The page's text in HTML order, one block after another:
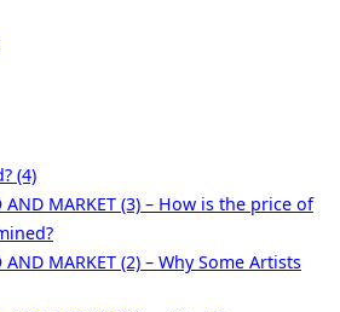
(4)
AND MARKET (3) – How is the price of
AND MARKET (2) – Why Some Artists